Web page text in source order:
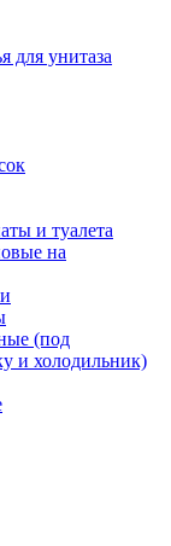
для унитаза
и туалета
на
(под
и холодильник)